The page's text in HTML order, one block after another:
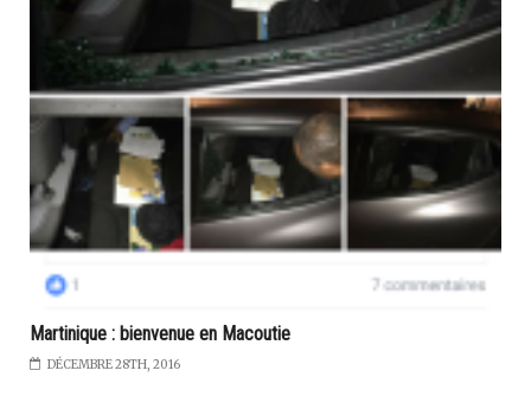
Martinique : bienvenue en Macoutie
DÉCEMBRE 28TH, 2016